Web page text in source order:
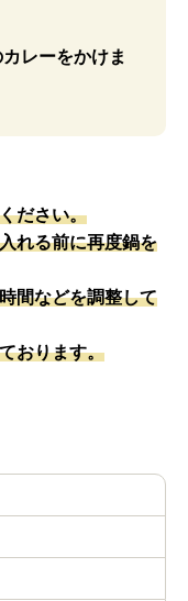
レーをかけま
ださい。
れる前に再度鍋を
間などを調整して
おります。